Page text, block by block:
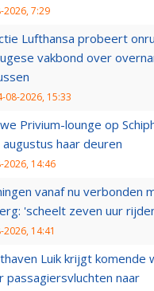
2026, 7:29
Lufthansa probeert
vakbond over
08-2026, 15:33
Privium-lounge op
haar deuren
2026, 14:46
vanaf nu verbonden
'scheelt zeven uur
2026, 14:41
Luik krijgt komende
passagiersvluchten naar